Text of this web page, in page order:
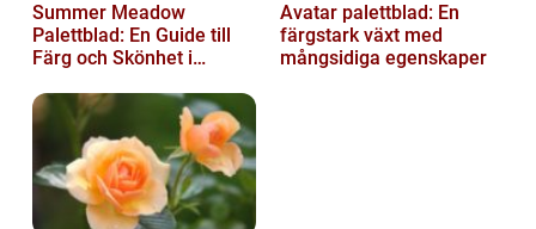
Summer Meadow
Palettblad: En Guide till
Färg och Skönhet i
Avatar palettblad: En
färgstark växt med
mångsidiga egenskaper